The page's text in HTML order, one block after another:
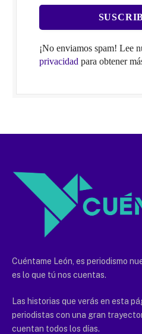
¡No enviamos spam! Lee
privacidad para obtener
Cuéntame León, es periodismo
es lo que tú nos cuentas.
Las historias que verás en esta
periodistas con una gran
cuentan todos los días.